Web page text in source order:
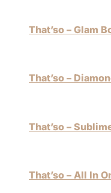
That’so – Glam
That’so –
That’so –
That’so – All In